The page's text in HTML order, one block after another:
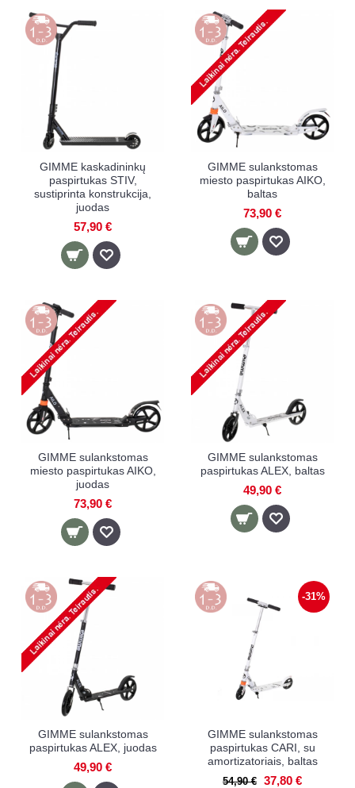
GIMME kaskadininkų
paspirtukas STIV,
sustiprinta konstrukcija,
juodas
57,90 €
GIMME sulankstomas
miesto paspirtukas AIKO,
baltas
73,90 €
GIMME sulankstomas
miesto paspirtukas AIKO,
juodas
73,90 €
GIMME sulankstomas
paspirtukas ALEX, baltas
49,90 €
GIMME sulankstomas
paspirtukas ALEX, juodas
49,90 €
-31%
GIMME sulankstomas
paspirtukas CARI, su
amortizatoriais, baltas
54,90 € 37,80 €